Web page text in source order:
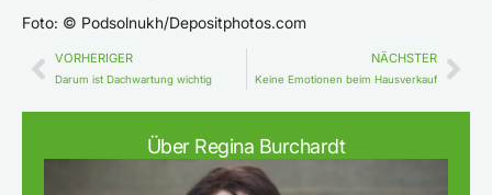
Über Regina Burchardt
Foto: © Podsolnukh/Depositphotos.com
VORHERIGER
Darum ist Dachwartung wichtig
NÄCHSTER
Keine Emotionen beim Hausverkauf